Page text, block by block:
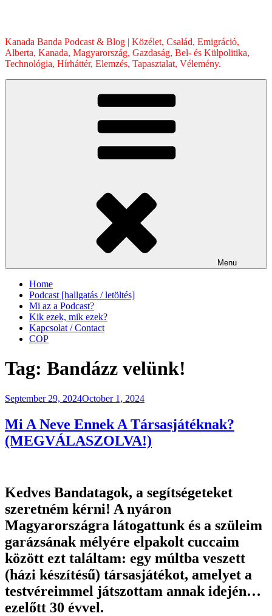
Kanada Banda Podcast & Blog | Közélet, Család, Emigráció,
Alberta, Kanada, Magyarország, Gazdaság, Bel- és Külpolitika,
Technológia, Hírháttér, Elemzés, Tapasztalat, Vélemény.
Menu
Home
Podcast [hallgatás / letöltés]
Mi az a Podcast?
Kik ezek, mik ezek?
Kapcsolat / Contact
COP
Tag: Bandázz velünk!
Posted
September 29, 2024October 1, 2024
Mi A Neve Ennek A Társasjátéknak?
(MEGVÁLASZOLVA!)
Kedves Bandatagok, a segítségeteket
szeretném kérni! A nyáron
Magyarországra látogattunk és a szüleim
garázsának mélyére elpakolt cuccaim
között ezt találtam: egy múltba veszett
(házi készítésű) társasjátékot, amelyet a
testvéreimmel játszottam annak idején…
ezelőtt 30 évvel.